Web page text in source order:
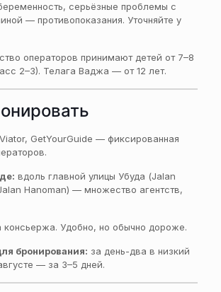
серьёзные проблемы с
— противопоказания. Уточняйте у
операторов принимают детей от 7–8
2–3). Телага Ваджа — от 12 лет.
GetYourGuide — фиксированная
вдоль главной улицы Убуда (Jalan
Hanoman) — множество агентств,
консьержа. Удобно, но обычно дороже.
бронирования: за день-два в низкий
— за 3–5 дней.